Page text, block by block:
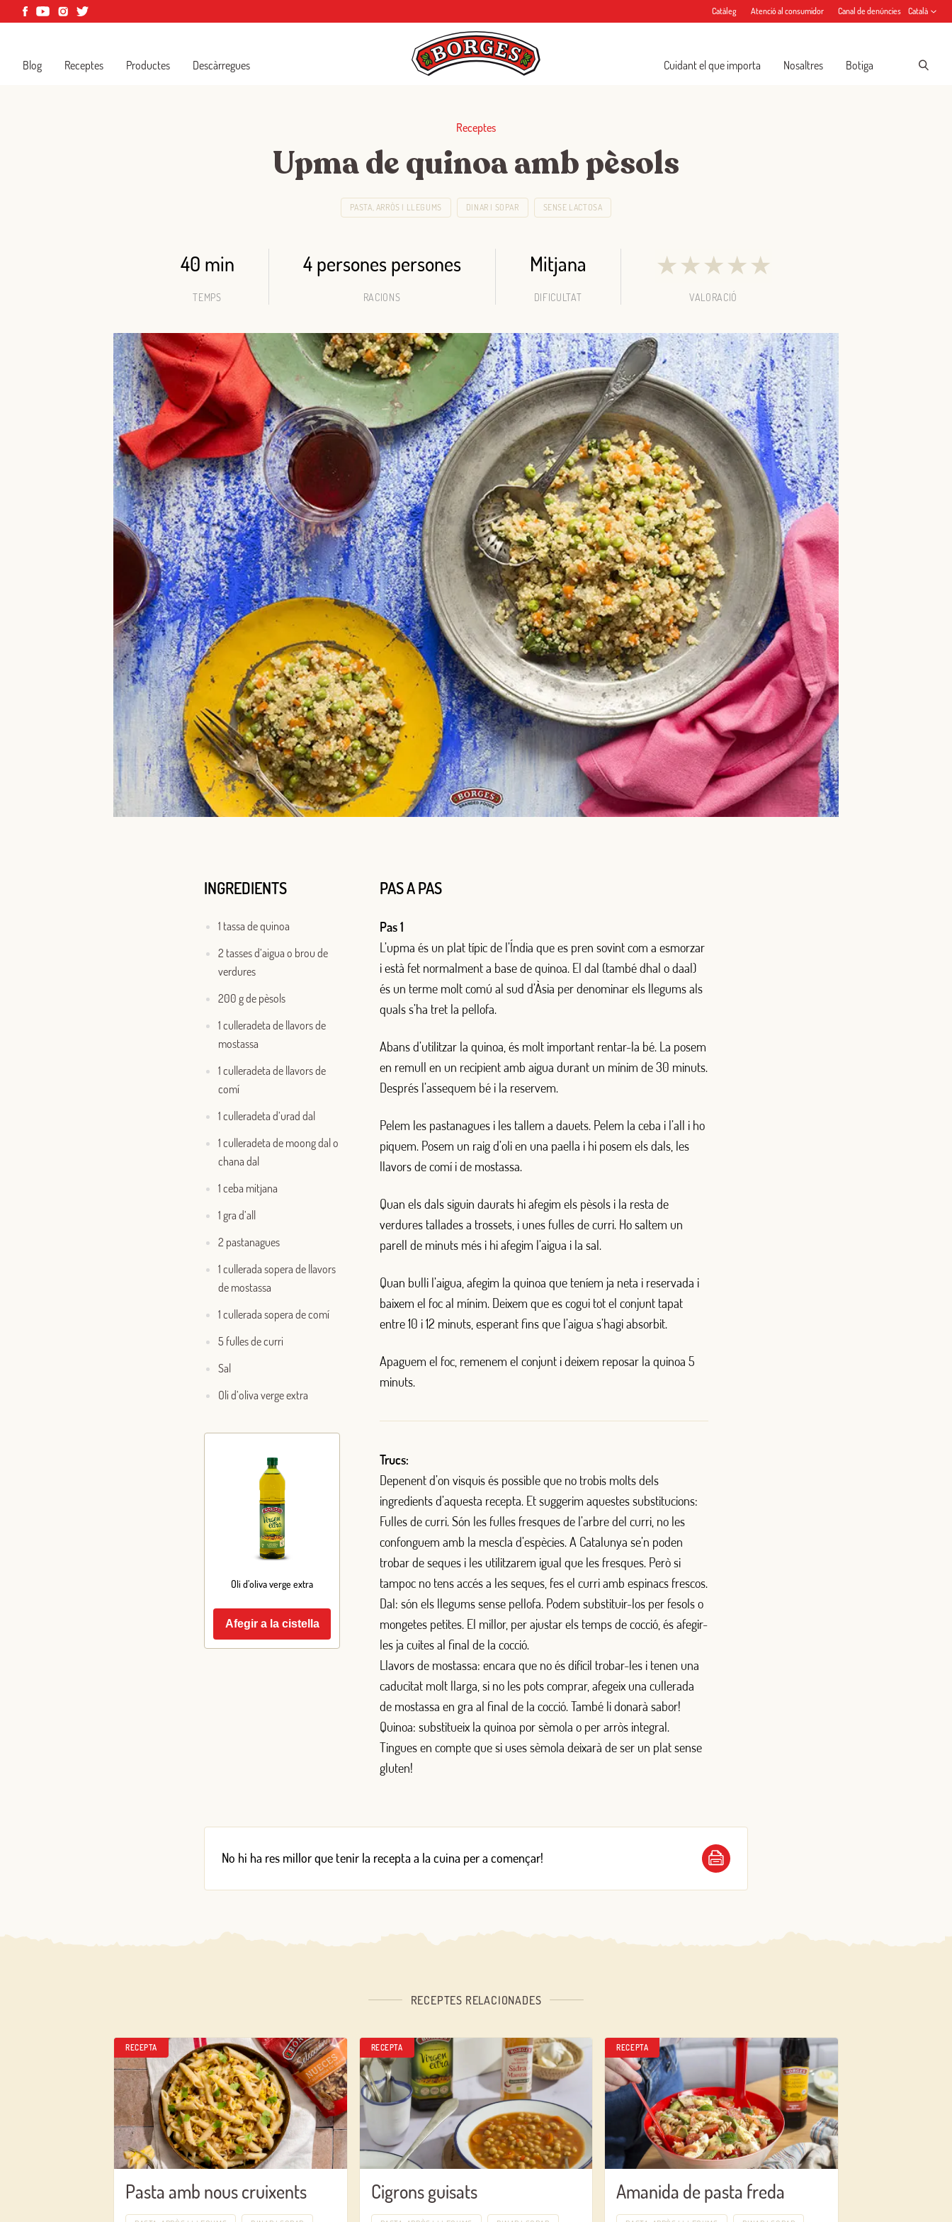
Catàleg Atenció al consumidor Canal de denúncies Català
Blog Receptes Productes Descàrregues Cuidant el que importa Nosaltres Botiga
Receptes
Upma de quinoa amb pèsols
PASTA, ARRÒS I LLEGUMS DINAR I SOPAR SENSE LACTOSA
40 min
TEMPS
4 persones persones
RACIONS
Mitjana
DIFICULTAT
★★★★★
VALORACIÓ
INGREDIENTS
1 tassa de quinoa
2 tasses d’aigua o brou de
verdures
200 g de pèsols
1 culleradeta de llavors de
mostassa
1 culleradeta de llavors de
comí
1 culleradeta d’urad dal
1 culleradeta de moong dal o
chana dal
1 ceba mitjana
1 gra d’all
2 pastanagues
1 cullerada sopera de llavors
de mostassa
1 cullerada sopera de comí
5 fulles de curri
Sal
Oli d’oliva verge extra
Oli d’oliva verge extra
Afegir a la cistella
PAS A PAS
Pas 1
L’upma és un plat típic de l’Índia que es pren sovint com a esmorzar
i està fet normalment a base de quinoa. El dal (també dhal o daal)
és un terme molt comú al sud d’Àsia per denominar els llegums als
quals s’ha tret la pellofa.
Abans d’utilitzar la quinoa, és molt important rentar-la bé. La posem
en remull en un recipient amb aigua durant un mínim de 30 minuts.
Després l’assequem bé i la reservem.
Pelem les pastanagues i les tallem a dauets. Pelem la ceba i l’all i ho
piquem. Posem un raig d’oli en una paella i hi posem els dals, les
llavors de comí i de mostassa.
Quan els dals siguin daurats hi afegim els pèsols i la resta de
verdures tallades a trossets, i unes fulles de curri. Ho saltem un
parell de minuts més i hi afegim l’aigua i la sal.
Quan bulli l’aigua, afegim la quinoa que teníem ja neta i reservada i
baixem el foc al mínim. Deixem que es cogui tot el conjunt tapat
entre 10 i 12 minuts, esperant fins que l’aigua s’hagi absorbit.
Apaguem el foc, remenem el conjunt i deixem reposar la quinoa 5
minuts.
Trucs:
Depenent d’on visquis és possible que no trobis molts dels
ingredients d’aquesta recepta. Et suggerim aquestes substitucions:
Fulles de curri. Són les fulles fresques de l’arbre del curri, no les
confonguem amb la mescla d’espècies. A Catalunya se’n poden
trobar de seques i les utilitzarem igual que les fresques. Però si
tampoc no tens accés a les seques, fes el curri amb espinacs frescos.
Dal: són els llegums sense pellofa. Podem substituir-los per fesols o
mongetes petites. El millor, per ajustar els temps de cocció, és afegir-
les ja cuites al final de la cocció.
Llavors de mostassa: encara que no és difícil trobar-les i tenen una
caducitat molt llarga, si no les pots comprar, afegeix una cullerada
de mostassa en gra al final de la cocció. També li donarà sabor!
Quinoa: substitueix la quinoa por sèmola o per arròs integral.
Tingues en compte que si uses sèmola deixarà de ser un plat sense
gluten!
No hi ha res millor que tenir la recepta a la cuina per a començar!
RECEPTES RELACIONADES
RECEPTA
Pasta amb nous cruixents
RECEPTA
Cigrons guisats
RECEPTA
Amanida de pasta freda
Inicia sessió amb Facebook
Correu electrònic
Inicia sessió